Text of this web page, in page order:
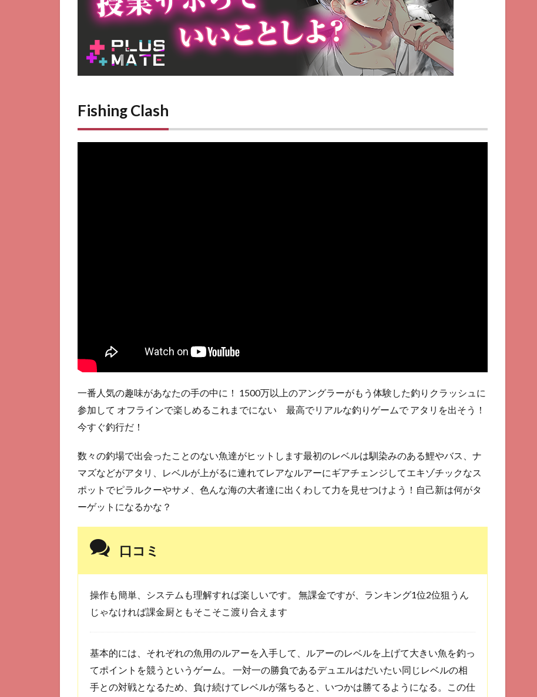
Championship
11
ゴ
ー・
フィ
ッシ
Fishing Clash
一番人気の趣味があなたの手の中に！ 1500万以上のアングラーがもう体験した釣りクラッシュに
参加して オフラインで楽しめるこれまでにない 最高でリアルな釣りゲームで アタリを出そう！
今すぐ釣行だ！
数々の釣場で出会ったことのない魚達がヒットします最初のレベルは馴染みのある鯉やバス、ナ
マズなどがアタリ、レベルが上がるに連れてレアなルアーにギアチェンジしてエキゾチックなス
ポットでピラルクーやサメ、色んな海の大者達に出くわして力を見せつけよう！自己新は何がタ
ーゲットになるかな？
口コミ
操作も簡単、システムも理解すれば楽しいです。 無課金ですが、ランキング1位2位狙うん
じゃなければ課金厨ともそこそこ渡り合えます
基本的には、それぞれの魚用のルアーを入手して、ルアーのレベルを上げて大きい魚を釣っ
てポイントを競うというゲーム。 一対一の勝負であるデュエルはだいたい同じレベルの相
手との対戦となるため、負け続けてレベルが落ちると、いつかは勝てるようになる。この仕